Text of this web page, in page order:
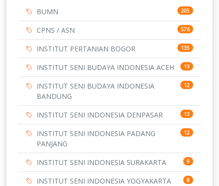
BUMN 205
CPNS / ASN 576
INSTITUT PERTANIAN BOGOR 135
INSTITUT SENI BUDAYA INDONESIA ACEH 13
INSTITUT SENI BUDAYA INDONESIA
BANDUNG
12
INSTITUT SENI INDONESIA DENPASAR 13
INSTITUT SENI INDONESIA PADANG
PANJANG
12
INSTITUT SENI INDONESIA SURAKARTA 9
INSTITUT SENI INDONESIA YOGYAKARTA 8